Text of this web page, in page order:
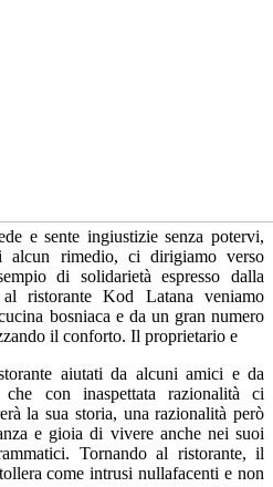
e sente ingiustizie senza potervi,
alcun rimedio, ci dirigiamo verso
di solidarietà espresso dalla
ristorante Kod Latana veniamo
bosniaca e da un gran numero
il conforto. Il proprietario e
aiutati da alcuni amici e da
con inaspettata razionalità ci
la sua storia, una razionalità però
e gioia di vivere anche nei suoi
Tornando al ristorante, il
come intrusi nullafacenti e non